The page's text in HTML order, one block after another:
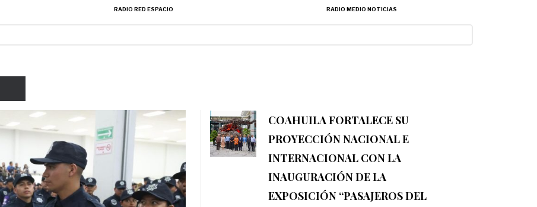
RADIO RED ESPACIO RADIO MEDIO NOTICIAS
COAHUILA FORTALECE SU
PROYECCIÓN NACIONAL E
INTERNACIONAL CON LA
INAUGURACIÓN DE LA
EXPOSICIÓN “PASAJEROS DEL